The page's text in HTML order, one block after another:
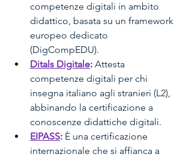
competenze digitali in ambito
didattico, basata su un framework
europeo dedicato
(DigCompEDU).
Ditals Digitale: Attesta
competenze digitali per chi
insegna italiano agli stranieri (L2),
abbinando la certificazione a
conoscenze didattiche digitali.
EIPASS: È una certificazione
internazionale che si affianca a